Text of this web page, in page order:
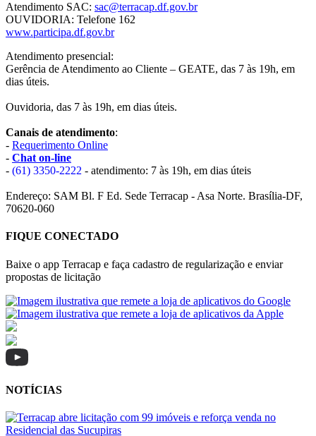
Atendimento SAC: sac@terracap.df.gov.br
OUVIDORIA: Telefone 162
www.participa.df.gov.br
Atendimento presencial:
Gerência de Atendimento ao Cliente – GEATE, das 7 às 19h, em
dias úteis.
Ouvidoria, das 7 às 19h, em dias úteis.
Canais de atendimento:
- Requerimento Online
- Chat on-line
- (61) 3350-2222 - atendimento: 7 às 19h, em dias úteis
Endereço: SAM Bl. F Ed. Sede Terracap - Asa Norte. Brasília-DF,
70620-060
FIQUE CONECTADO
Baixe o app Terracap e faça cadastro de regularização e enviar
propostas de licitação
NOTÍCIAS